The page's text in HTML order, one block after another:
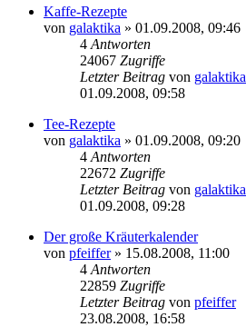
Kaffe-Rezepte
von galaktika » 01.09.2008, 09:46
4 Antworten
24067 Zugriffe
Letzter Beitrag von galaktika
01.09.2008, 09:58
Tee-Rezepte
von galaktika » 01.09.2008, 09:20
4 Antworten
22672 Zugriffe
Letzter Beitrag von galaktika
01.09.2008, 09:28
Der große Kräuterkalender
von pfeiffer» 15.08.2008, 11:00
4 Antworten
22859 Zugriffe
Letzter Beitrag von pfeiffer
23.08.2008, 16:58